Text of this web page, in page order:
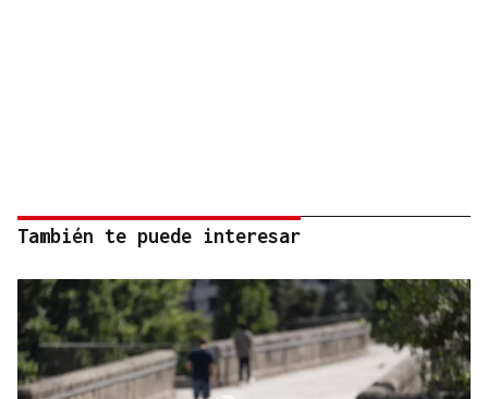
También te puede interesar